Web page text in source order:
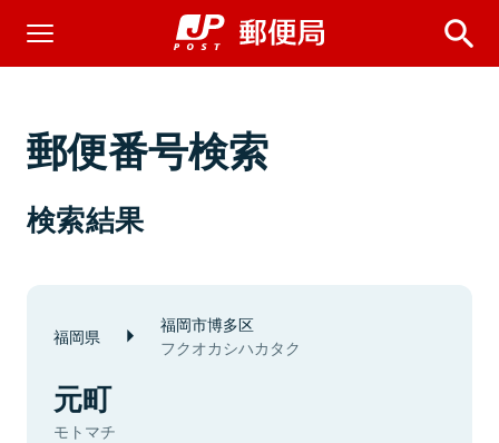
郵便番号検索
検索結果
福岡県 福岡市博多区
フクオカシハカタク
元町
モトマチ